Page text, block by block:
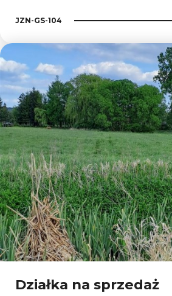
JZN-GS-104
Działka na sprzedaż